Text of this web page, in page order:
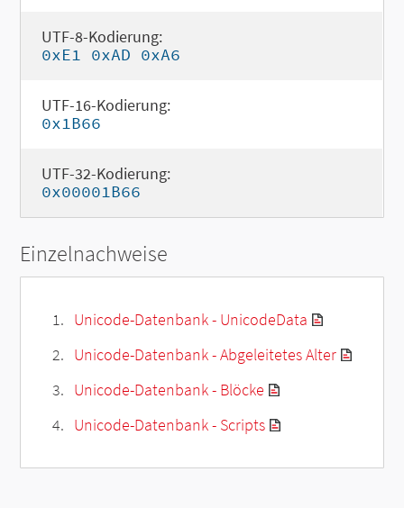
UTF-8-Kodierung:
0xE1 0xAD 0xA6
UTF-16-Kodierung:
0x1B66
UTF-32-Kodierung:
0x00001B66
Einzelnachweise
Unicode-Datenbank - UnicodeData
Unicode-Datenbank - Abgeleitetes Alter
Unicode-Datenbank - Blöcke
Unicode-Datenbank - Scripts